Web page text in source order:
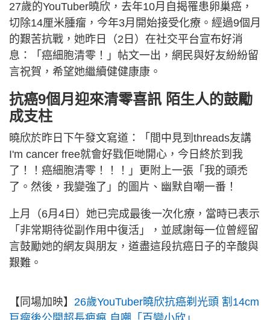
27歲的YouTuber曉欣，去年10月自揭罹患卵巢癌，
切除14厘米腫瘤，今年3月開始接受化療。經過9個月
的艱苦抗戰，她昨日（2日）在社交平台宣布好消
息：「癌細胞清零！」帖文一出，網民與好友紛紛留
言祝賀，希望她繼續健健康康。
抗癌9個月迎來清零喜訊 陌生人的鼓勵
成支柱
曉欣於昨日下午發文寫道：「間中見到threads友講
I'm cancer free就會好戥佢哋開心，今日終於到我
了！！癌細胞清零！！！」更附上一張「我的頭禿
了。然後，我變強了」的圖片、幽默自嘲一番！
上月（6月4日）她已完成最後一次化療，當時已表示
「非常期待從副作用中復活」，並感謝每一位曾經留
言鼓勵她的網友與朋友，道盡這段抗癌日子的辛酸與
艱難。
【同場加映】 26歲YouTuber曉欣抗癌剃光頭 割14cm